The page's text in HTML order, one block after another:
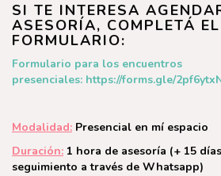
SI TE INTERESA
ASESORÍA, COMPLETÁ
FORMULARIO:
Formulario para los encuentros
presenciales: https://forms.gle/
Modalidad: Presencial en mí espacio
Duración: 1 hora de asesoría (+ 15
seguimiento a través de Whatsapp)